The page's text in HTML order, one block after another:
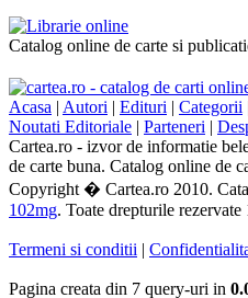
Catalog online de carte si
Acasa | Autori | Edituri | Categorii
Noutati Editoriale | Parteneri |
Cartea.ro - izvor de informatie
de carte buna. Catalog online de
Copyright � Cartea.ro 2010.
102mg. Toate drepturile rezervate
Termeni si conditii |
Pagina creata din 7 query-uri in